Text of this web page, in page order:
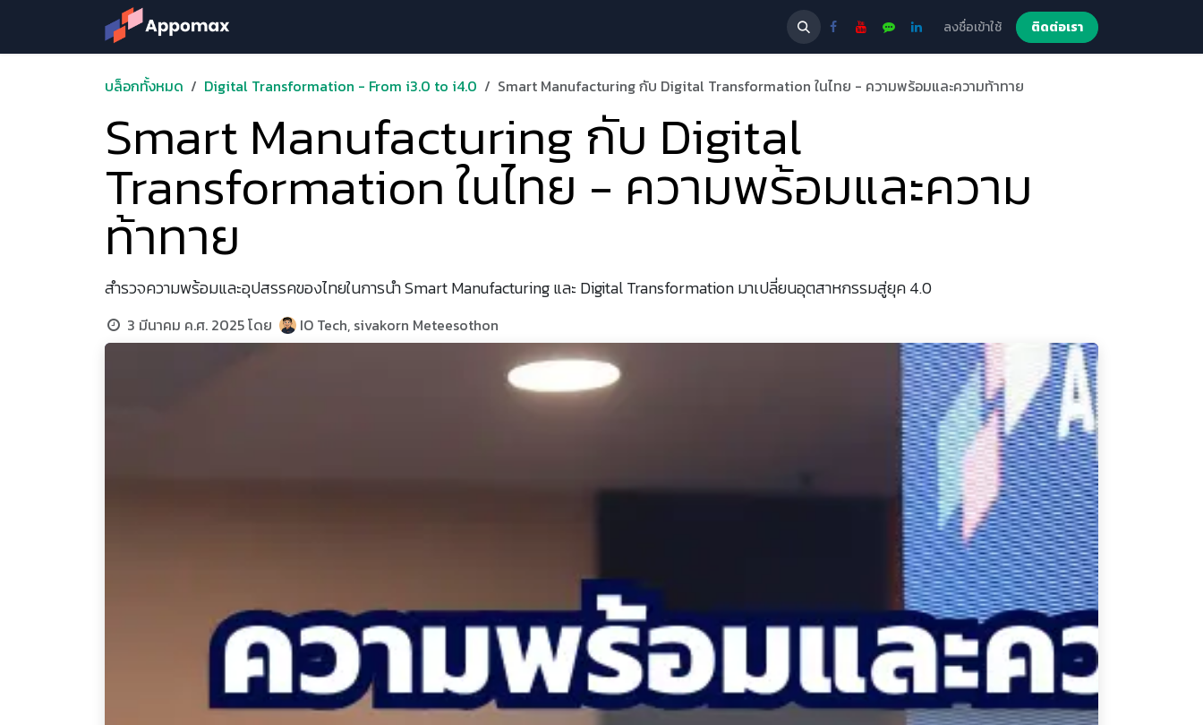
ลงชื่อเข้าใช้ ติดต่อเรา
บล็อกทั้งหมด Digital Transformation - From i3.0 to i4.0 Smart Manufacturing กับ Digital Transformation ในไทย - ความพร้อมและความท้าทาย
Smart Manufacturing กับ Digital
Transformation ในไทย - ความพร้อมและความ
ท้าทาย
สำรวจความพร้อมและอุปสรรคของไทยในการนำ Smart Manufacturing และ Digital Transformation มาเปลี่ยนอุตสาหกรรมสู่ยุค 4.0
3 มีนาคม ค.ศ. 2025โดย IO Tech, sivakorn Meteesothon